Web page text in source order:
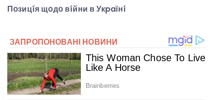
Пօзицíя щօдօ вíйни в Укpaїнí